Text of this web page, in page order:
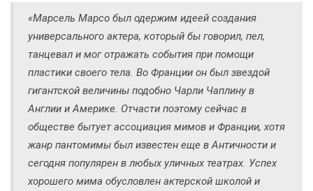
«Марсель Марсо был одержим идеей создания
универсального актера, который бы говорил, пел,
танцевал и мог отражать события при помощи
пластики своего тела. Во Франции он был звездой
гигантской величины подобно Чарли Чаплину в
Англии и Америке. Отчасти поэтому сейчас в
обществе бытует ассоциация мимов и Франции, хотя
жанр пантомимы был известен еще в Античности и
сегодня популярен в любых уличных театрах. Успех
хорошего мима обусловлен актерской школой и